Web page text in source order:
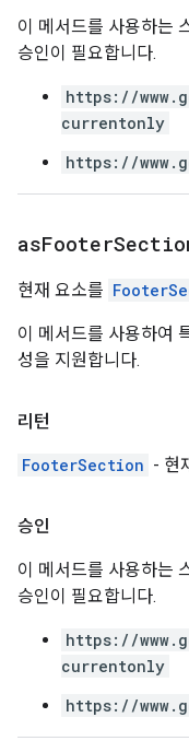
이 메서드를 사용하는
승인이 필요합니다.
https://
currentonly
https://
asFooter
현재 요소를
이 메서드를 사용하여
성을 지원합니다.
리턴
FooterSection - 현
승인
이 메서드를 사용하는
승인이 필요합니다.
https://
currentonly
https://